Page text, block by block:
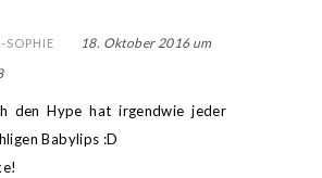
SOPHIE
18. Oktober 2016 um
den Hype hat irgendwie jeder
Babylips :D